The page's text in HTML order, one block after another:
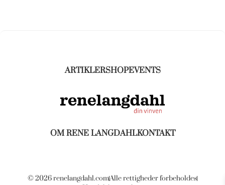
ARTIKLERSHOPEVENTS
OM RENE LANGDAHLKONTAKT
© 2026 renelangdahl.comAlle rettigheder forbeholdes